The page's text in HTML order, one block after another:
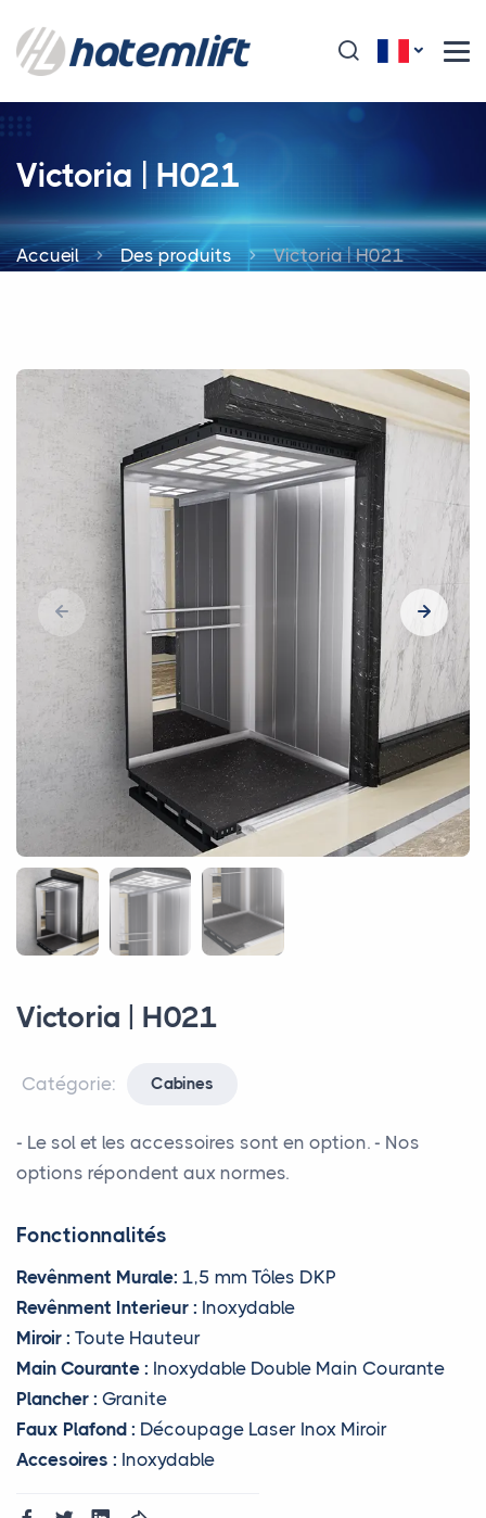
Victoria | H021
Accueil Des produits Victoria | H021
Victoria | H021
Catégorie: Cabines
- Le sol et les accessoires sont en option. - Nos
options répondent aux normes.
Fonctionnalités
Revênment Murale: 1,5 mm Tôles DKP
Revênment Interieur : Inoxydable
Miroir : Toute Hauteur
Main Courante : Inoxydable Double Main Courante
Plancher : Granite
Faux Plafond : Découpage Laser Inox Miroir
Accesoires : Inoxydable